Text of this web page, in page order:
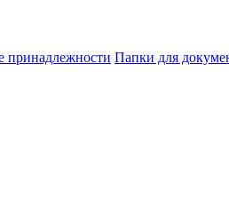
принадлежности Папки для